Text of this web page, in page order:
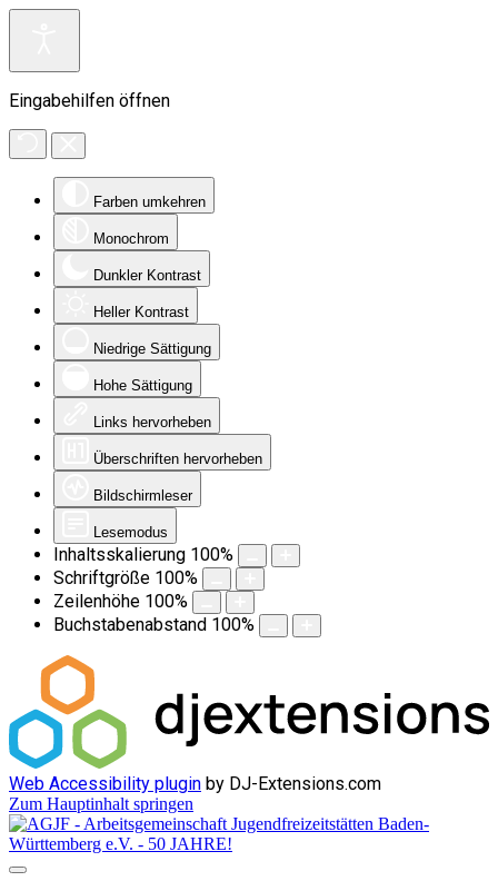
Eingabehilfen öffnen
Farben umkehren
Monochrom
Dunkler Kontrast
Heller Kontrast
Niedrige Sättigung
Hohe Sättigung
Links hervorheben
Überschriften hervorheben
Bildschirmleser
Lesemodus
Inhaltsskalierung 100%
Schriftgröße 100%
Zeilenhöhe 100%
Buchstabenabstand 100%
Web Accessibility plugin by DJ-Extensions.com
Zum Hauptinhalt springen